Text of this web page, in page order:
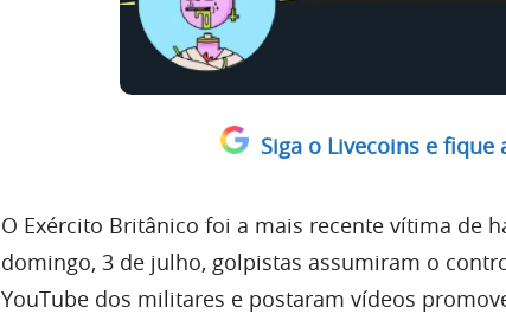
Siga o Livecoins e fique
O Exército Britânico foi a mais recente vítima de
domingo, 3 de julho, golpistas assumiram o
YouTube dos militares e postaram vídeos